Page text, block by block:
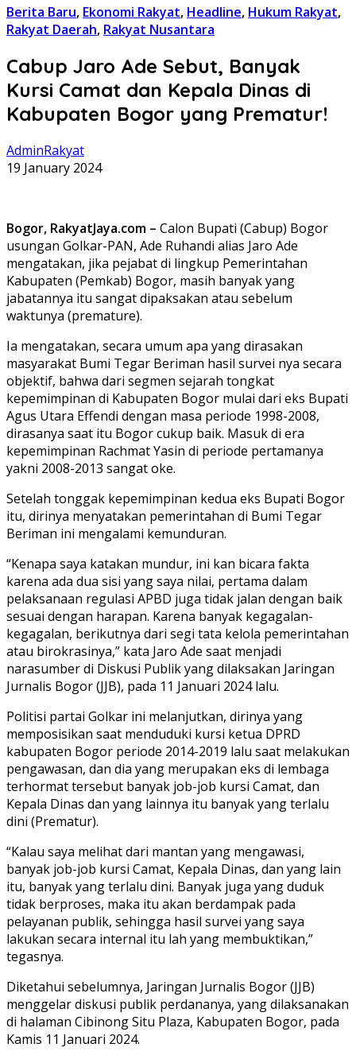
Berita Baru, Ekonomi Rakyat, Headline, Hukum Rakyat,
Rakyat Daerah, Rakyat Nusantara
Cabup Jaro Ade Sebut, Banyak
Kursi Camat dan Kepala Dinas di
Kabupaten Bogor yang Prematur!
AdminRakyat
19 January 2024
Bogor, RakyatJaya.com – Calon Bupati (Cabup) Bogor
usungan Golkar-PAN, Ade Ruhandi alias Jaro Ade
mengatakan, jika pejabat di lingkup Pemerintahan
Kabupaten (Pemkab) Bogor, masih banyak yang
jabatannya itu sangat dipaksakan atau sebelum
waktunya (premature).
Ia mengatakan, secara umum apa yang dirasakan
masyarakat Bumi Tegar Beriman hasil survei nya secara
objektif, bahwa dari segmen sejarah tongkat
kepemimpinan di Kabupaten Bogor mulai dari eks Bupati
Agus Utara Effendi dengan masa periode 1998-2008,
dirasanya saat itu Bogor cukup baik. Masuk di era
kepemimpinan Rachmat Yasin di periode pertamanya
yakni 2008-2013 sangat oke.
Setelah tonggak kepemimpinan kedua eks Bupati Bogor
itu, dirinya menyatakan pemerintahan di Bumi Tegar
Beriman ini mengalami kemunduran.
“Kenapa saya katakan mundur, ini kan bicara fakta
karena ada dua sisi yang saya nilai, pertama dalam
pelaksanaan regulasi APBD juga tidak jalan dengan baik
sesuai dengan harapan. Karena banyak kegagalan-
kegagalan, berikutnya dari segi tata kelola pemerintahan
atau birokrasinya,” kata Jaro Ade saat menjadi
narasumber di Diskusi Publik yang dilaksakan Jaringan
Jurnalis Bogor (JJB), pada 11 Januari 2024 lalu.
Politisi partai Golkar ini melanjutkan, dirinya yang
memposisikan saat menduduki kursi ketua DPRD
kabupaten Bogor periode 2014-2019 lalu saat melakukan
pengawasan, dan dia yang merupakan eks di lembaga
terhormat tersebut banyak job-job kursi Camat, dan
Kepala Dinas dan yang lainnya itu banyak yang terlalu
dini (Prematur).
“Kalau saya melihat dari mantan yang mengawasi,
banyak job-job kursi Camat, Kepala Dinas, dan yang lain
itu, banyak yang terlalu dini. Banyak juga yang duduk
tidak berproses, maka itu akan berdampak pada
pelayanan publik, sehingga hasil survei yang saya
lakukan secara internal itu lah yang membuktikan,”
tegasnya.
Diketahui sebelumnya, Jaringan Jurnalis Bogor (JJB)
menggelar diskusi publik perdananya, yang dilaksanakan
di halaman Cibinong Situ Plaza, Kabupaten Bogor, pada
Kamis 11 Januari 2024.